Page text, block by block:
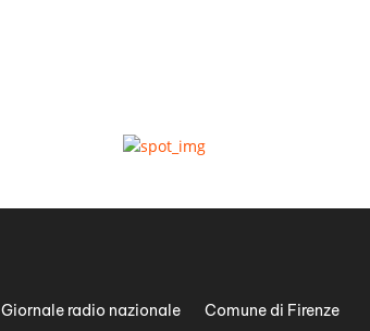
Giornale radio nazionale
Comune di Firenze